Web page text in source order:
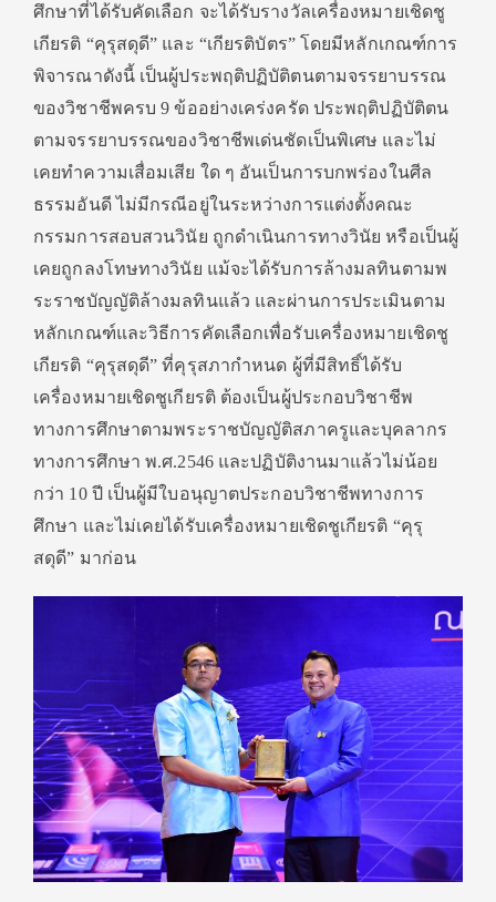
ศึกษาที่ได้รับคัดเลือก จะได้รับรางวัลเครื่องหมายเชิดชู
เกียรติ “คุรุสดุดี” และ “เกียรติบัตร” โดยมีหลักเกณฑ์การ
พิจารณาดังนี้ เป็นผู้ประพฤติปฏิบัติตนตามจรรยาบรรณ
ของวิชาชีพครบ 9 ข้ออย่างเคร่งครัด ประพฤติปฏิบัติตน
ตามจรรยาบรรณของวิชาชีพเด่นชัดเป็นพิเศษ และไม่
เคยทำความเสื่อมเสีย ใด ๆ อันเป็นการบกพร่องในศีล
ธรรมอันดี ไม่มีกรณีอยู่ในระหว่างการแต่งตั้งคณะ
กรรมการสอบสวนวินัย ถูกดำเนินการทางวินัย หรือเป็นผู้
เคยถูกลงโทษทางวินัย แม้จะได้รับการล้างมลทินตามพ
ระราชบัญญัติล้างมลทินแล้ว และผ่านการประเมินตาม
หลักเกณฑ์และวิธีการคัดเลือกเพื่อรับเครื่องหมายเชิดชู
เกียรติ “คุรุสดุดี” ที่คุรุสภากำหนด ผู้ที่มีสิทธิ์ได้รับ
เครื่องหมายเชิดชูเกียรติ ต้องเป็นผู้ประกอบวิชาชีพ
ทางการศึกษาตามพระราชบัญญัติสภาครูและบุคลากร
ทางการศึกษา พ.ศ.2546 และปฏิบัติงานมาแล้วไม่น้อย
กว่า 10 ปี เป็นผู้มีใบอนุญาตประกอบวิชาชีพทางการ
ศึกษา และไม่เคยได้รับเครื่องหมายเชิดชูเกียรติ “คุรุ
สดุดี” มาก่อน